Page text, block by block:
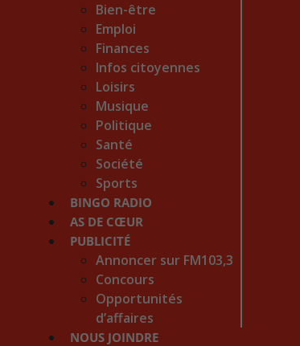
Bien-être
Emploi
Finances
Infos citoyennes
Loisirs
Musique
Politique
Santé
Société
Sports
BINGO RADIO
AS DE CŒUR
PUBLICITÉ
Annoncer sur FM103,3
Concours
Opportunités
d’affaires
NOUS JOINDRE